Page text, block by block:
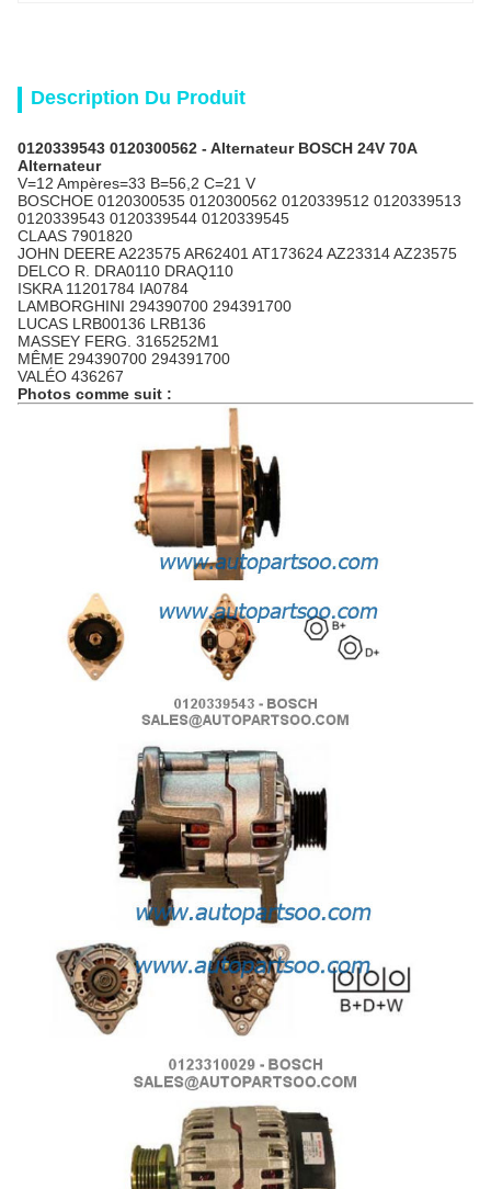
Description Du Produit
0120339543 0120300562 - Alternateur BOSCH 24V 70A
Alternateur
V=12 Ampères=33 B=56,2 C=21 V
BOSCHOE 0120300535 0120300562 0120339512 0120339513
0120339543 0120339544 0120339545
CLAAS 7901820
JOHN DEERE A223575 AR62401 AT173624 AZ23314 AZ23575
DELCO R. DRA0110 DRAQ110
ISKRA 11201784 IA0784
LAMBORGHINI 294390700 294391700
LUCAS LRB00136 LRB136
MASSEY FERG. 3165252M1
MÊME 294390700 294391700
VALÉO 436267
Photos comme suit :